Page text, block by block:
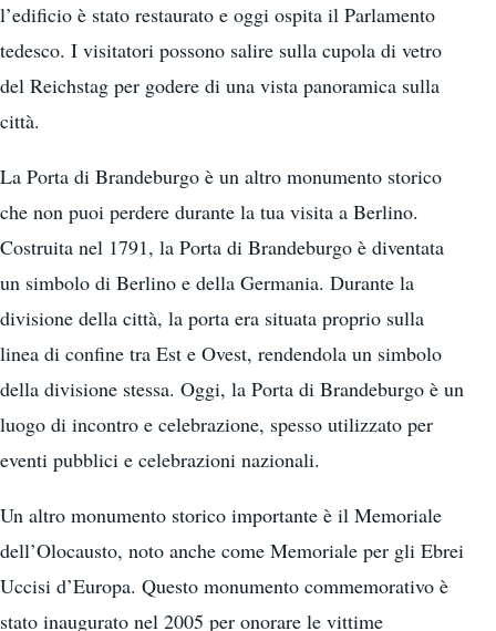
l’edificio è stato restaurato e oggi ospita il Parlamento
tedesco. I visitatori possono salire sulla cupola di vetro
del Reichstag per godere di una vista panoramica sulla
città.
La Porta di Brandeburgo è un altro monumento storico
che non puoi perdere durante la tua visita a Berlino.
Costruita nel 1791, la Porta di Brandeburgo è diventata
un simbolo di Berlino e della Germania. Durante la
divisione della città, la porta era situata proprio sulla
linea di confine tra Est e Ovest, rendendola un simbolo
della divisione stessa. Oggi, la Porta di Brandeburgo è un
luogo di incontro e celebrazione, spesso utilizzato per
eventi pubblici e celebrazioni nazionali.
Un altro monumento storico importante è il Memoriale
dell’Olocausto, noto anche come Memoriale per gli Ebrei
Uccisi d’Europa. Questo monumento commemorativo è
stato inaugurato nel 2005 per onorare le vittime